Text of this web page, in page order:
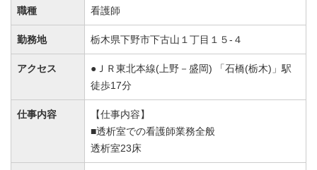
職種 看護師
勤務地 栃木県下野市下古山１丁目１５-４
アクセス
●ＪＲ東北本線(上野－盛岡) 「石橋(栃木)」駅
徒歩17分
仕事内容
【仕事内容】
■透析室での看護師業務全般
透析室23床